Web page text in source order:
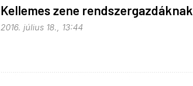
Kellemes zene rendszergazdáknak
2016. július 18., 13:44